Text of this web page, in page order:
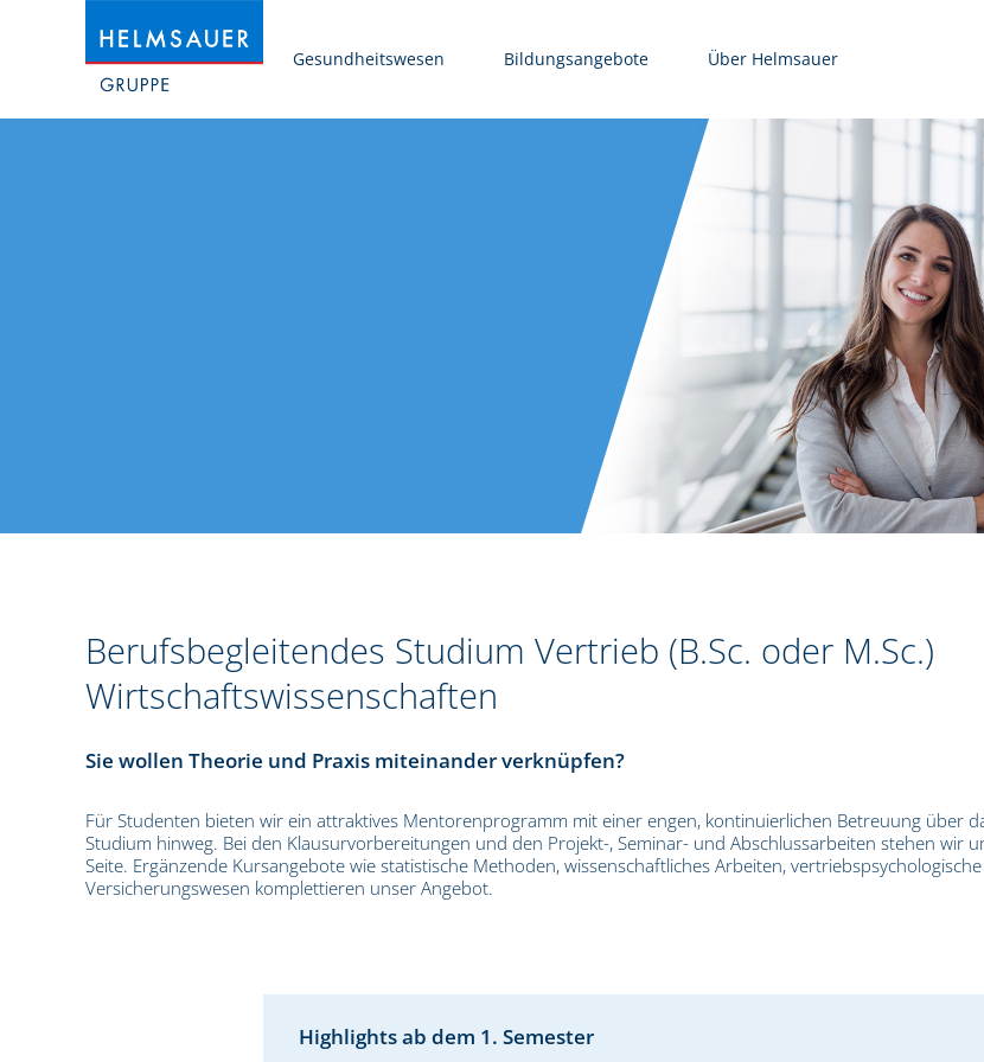
Gesundheitswesen Bildungsangebote Über Helmsauer
Berufsbegleitendes Studium Vertrieb (B.Sc. oder M.Sc.)
Wirtschaftswissenschaften
Sie wollen Theorie und Praxis miteinander verknüpfen?
Für Studenten bieten wir ein attraktives Mentorenprogramm mit einer engen, kontinuierlichen Betreuung über
Studium hinweg. Bei den Klausurvorbereitungen und den Projekt-, Seminar- und Abschlussarbeiten stehen wir
Seite. Ergänzende Kursangebote wie statistische Methoden, wissenschaftliches Arbeiten,
Versicherungswesen komplettieren unser Angebot.
Highlights ab dem 1. Semester